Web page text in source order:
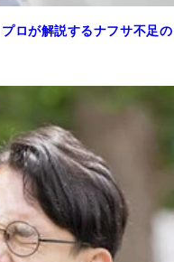
ロが解説するナフサ不足の